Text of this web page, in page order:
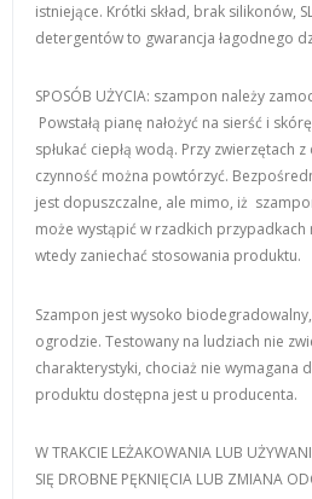
istniejące. Krótki skład, brak silikonów,
detergentów to gwarancja łagodnego
SPOSÓB UŻYCIA: szampon należy
Powstałą pianę nałożyć na sierść i
spłukać ciepłą wodą. Przy zwierzętach z
czynność można powtórzyć.
jest dopuszczalne, ale mimo, iż
może wystąpić w rzadkich przypadkach
wtedy zaniechać stosowania produktu.
Szampon jest wysoko
ogrodzie. Testowany na ludziach nie
charakterystyki, chociaż nie wymagana
produktu dostępna jest u producenta.
W TRAKCIE LEŻAKOWANIA LUB
SIĘ DROBNE PĘKNIĘCIA LUB ZMIANA